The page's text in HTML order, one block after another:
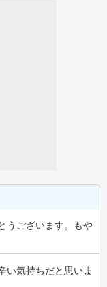
うございます。もや
い気持ちだと思いま